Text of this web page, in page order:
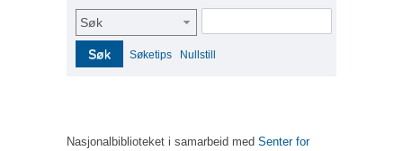
Søk
Søk Søketips Nullstill
Nasjonalbiblioteket i samarbeid med Senter for